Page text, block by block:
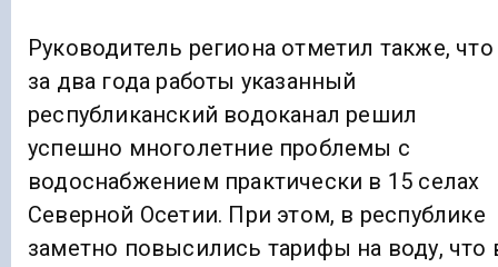
Руководитель региона отметил также, что
за два года работы указанный
республиканский водоканал решил
успешно многолетние проблемы с
водоснабжением практически в 15 селах
Северной Осетии. При этом, в республике
заметно повысились тарифы на воду, что